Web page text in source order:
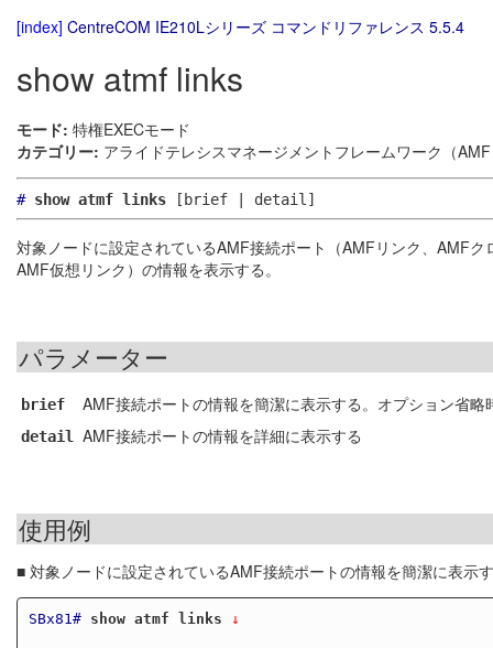
[index] CentreCOM IE210Lシリーズ コマンドリファレンス 5.5.4
show atmf links
モード: 特権EXECモード
カテゴリー: アライドテレシスマネージメントフレームワーク（
# show atmf links [brief | detail]
対象ノードに設定されているAMF接続ポート（AMFリンク、AMF
AMF仮想リンク）の情報を表示する。
パラメーター
brief AMF接続ポートの情報を簡潔に表示する。オプション省略
detail AMF接続ポートの情報を詳細に表示する
使用例
■ 対象ノードに設定されているAMF接続ポートの情報を簡潔に表示
SBx81# show atmf links ↓